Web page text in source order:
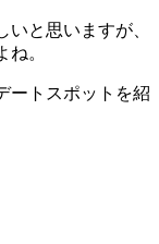
と思いますが、
。
ートスポットを紹